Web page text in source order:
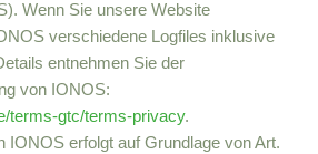
Wenn Sie unsere Website
verschiedene Logfiles inklusive
entnehmen Sie der
von IONOS:
terms-gtc/terms-privacy.
IONOS erfolgt auf Grundlage von Art.